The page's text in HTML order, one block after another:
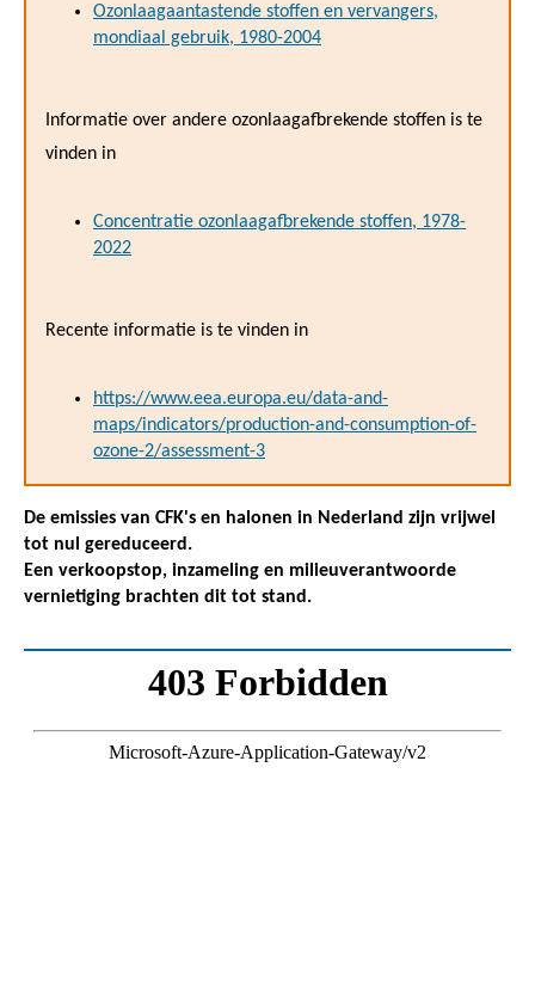
Ozonlaagaantastende stoffen en vervangers,
mondiaal gebruik, 1980-2004
Informatie over andere ozonlaagafbrekende stoffen is te
vinden in
Concentratie ozonlaagafbrekende stoffen, 1978-
2022
Recente informatie is te vinden in
https://www.eea.europa.eu/data-and-
maps/indicators/production-and-consumption-of-
ozone-2/assessment-3
De emissies van CFK's en halonen in Nederland zijn vrijwel
tot nul gereduceerd.
Een verkoopstop, inzameling en milieuverantwoorde
vernietiging brachten dit tot stand.